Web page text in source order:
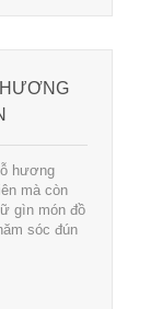
hương
mà còn
gìn món đồ
sóc đún